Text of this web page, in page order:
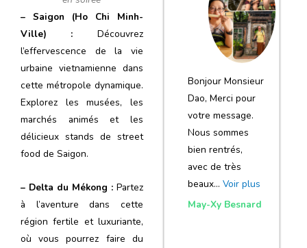
– Saigon (Ho Chi Minh-
Ville) : Découvrez
l’effervescence de la vie
urbaine vietnamienne dans
cette métropole dynamique.
Explorez les musées, les
marchés animés et les
délicieux stands de street
food de Saigon.
– Delta du Mékong :Partez
à l’aventure dans cette
région fertile et luxuriante,
où vous pourrez faire du
notre voyage
et de votre
agence
Bonjour Monsieur
Dao, Merci pour
votre message.
Nous sommes
bien rentrés,
avec de très
beaux… Voir plus
May-Xy Besnard